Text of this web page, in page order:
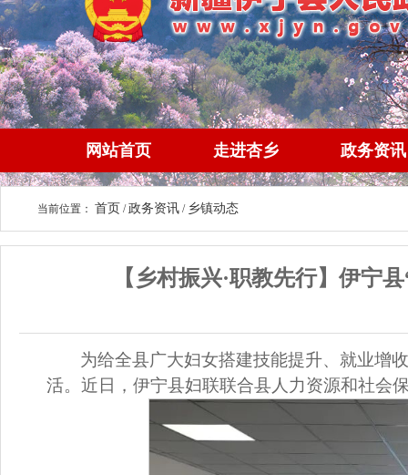
网站首页 走进杏乡 政务资讯
当前位置： 首页 /政务资讯 / 乡镇动态
【乡村振兴·职教先行】伊宁
为给全县广大妇女搭建技能提升、就业增
活。近日，伊宁县妇联联合县人力资源和社会